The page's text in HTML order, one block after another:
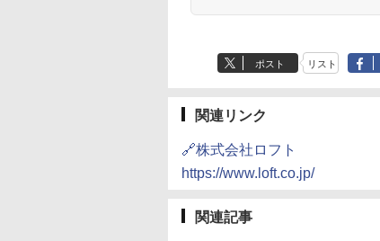
ポスト リスト
関連リンク
🔗株式会社ロフト
https://www.loft.co.jp/
関連記事